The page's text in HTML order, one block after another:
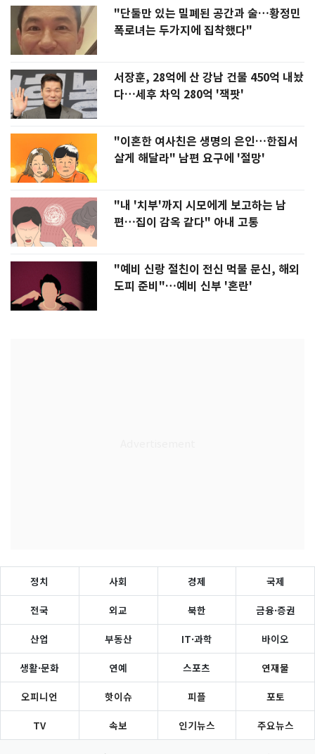
"단둘만 있는 밀폐된 공간과 술…황정민
폭로녀는 두가지에 집착했다"
서장훈, 28억에 산 강남 건물 450억 내놨
다…세후 차익 280억 '잭팟'
"이혼한 여사친은 생명의 은인…한집서
살게 해달라" 남편 요구에 '절망'
"내 '치부'까지 시모에게 보고하는 남
편…집이 감옥 같다" 아내 고통
"예비 신랑 절친이 전신 먹물 문신, 해외
도피 준비"…예비 신부 '혼란'
정치 사회 경제 국제
전국 외교 북한 금융·증권
산업 부동산 IT·과학 바이오
생활·문화 연예 스포츠 연재물
오피니언 핫이슈 피플 포토
TV 속보 인기뉴스 주요뉴스